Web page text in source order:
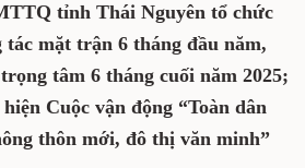
tỉnh Thái Nguyên tổ chức
tác mặt trận 6 tháng đầu năm,
tâm 6 tháng cuối năm 2025;
Cuộc vận động “Toàn dân
thôn mới, đô thị văn minh”